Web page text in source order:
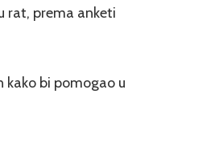
rat, prema anketi
kako bi pomogao u